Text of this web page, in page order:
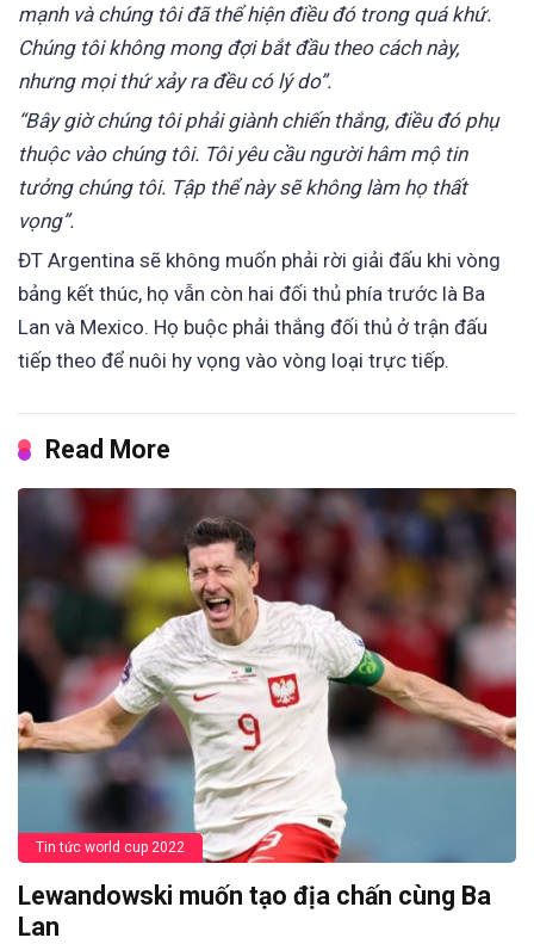
mạnh và chúng tôi đã thể hiện điều đó trong quá khứ.
Chúng tôi không mong đợi bắt đầu theo cách này,
nhưng mọi thứ xảy ra đều có lý do”.
“Bây giờ chúng tôi phải giành chiến thắng, điều đó phụ
thuộc vào chúng tôi. Tôi yêu cầu người hâm mộ tin
tưởng chúng tôi. Tập thể này sẽ không làm họ thất
vọng”.
ĐT Argentina sẽ không muốn phải rời giải đấu khi vòng
bảng kết thúc, họ vẫn còn hai đối thủ phía trước là Ba
Lan và Mexico. Họ buộc phải thắng đối thủ ở trận đấu
tiếp theo để nuôi hy vọng vào vòng loại trực tiếp.
Read More
Tin tức world cup 2022
Lewandowski muốn tạo địa chấn cùng Ba
Lan